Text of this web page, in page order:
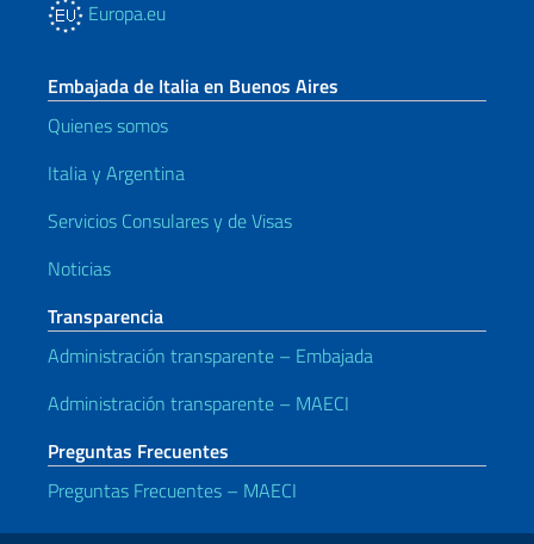
Europa.eu
Embajada de Italia en Buenos Aires
Quienes somos
Italia y Argentina
Servicios Consulares y de Visas
Noticias
Transparencia
Administración transparente – Embajada
Administración transparente – MAECI
Preguntas Frecuentes
Preguntas Frecuentes – MAECI